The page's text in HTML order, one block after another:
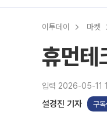
이투데이 마켓
휴먼테
입력 2026-05-11
설경진 기자 구독